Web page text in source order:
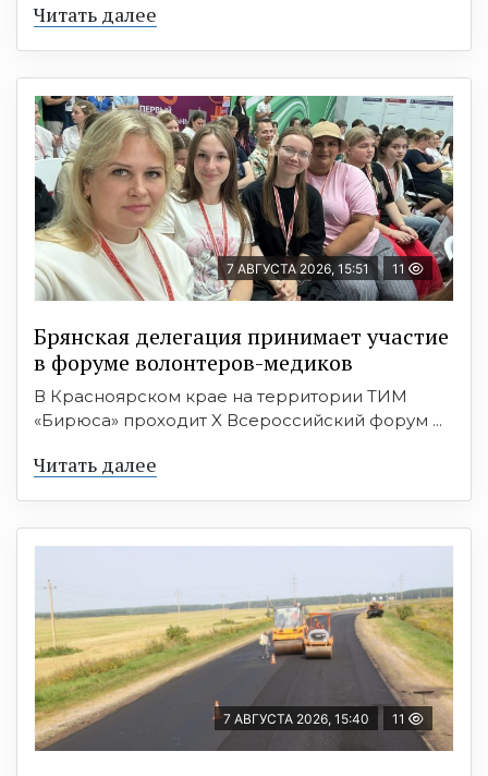
Читать далее
7 АВГУСТА 2026, 15:51 11
Брянская делегация принимает участие
в форуме волонтеров-медиков
В Красноярском крае на территории ТИМ
«Бирюса» проходит X Всероссийский форум ...
Читать далее
7 АВГУСТА 2026, 15:40 11